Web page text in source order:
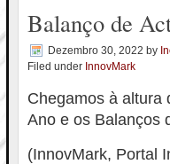
Balanço de
Dezembro 30, 2022 by
Filed under InnovMark
Chegamos à altura
Ano e os Balanços
(InnovMark, Portal